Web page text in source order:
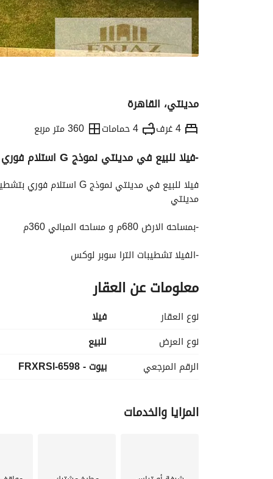
مدينتي، القاهرة
4 غرف 4 حمامات 360 متر مربع
التفاصيل الاتجاهات والمؤشرات رهن عقاري
-فيلا للبيع في مدينتي نموذج G استلام فوري بتشطيبات خاصه فيو علي اوين وايد جاردن ( 680م)
مدينتي
-بمساحه الارض 680م و مساحه المباني 360م
-الفيلا تشطيبات الترا سوبر لوكس
تفاصيل السعر :
مطلوب 39,000,000
الفيلا تتكون من :
-دور ارضي – دور اول – و الروف
+حمام للضيوف
+غرفه مربيه بالحمام الخاص
معلومات عن العقار
نوع العقار
فیلا
نوع العرض
للبيع
الرقم المرجعي
بيوت - 6598-FRXRSl
المزايا والخدمات